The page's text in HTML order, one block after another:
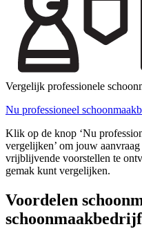
Vergelijk professionele
Nu professioneel
Klik op de knop ‘Nu
vergelijken’ om jouw
vrijblijvende voorstellen te
gemak kunt vergelijken.
Voordelen